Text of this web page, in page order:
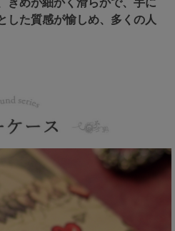
きめが細かく滑らかで、手に
した質感が愉しめ、多くの人